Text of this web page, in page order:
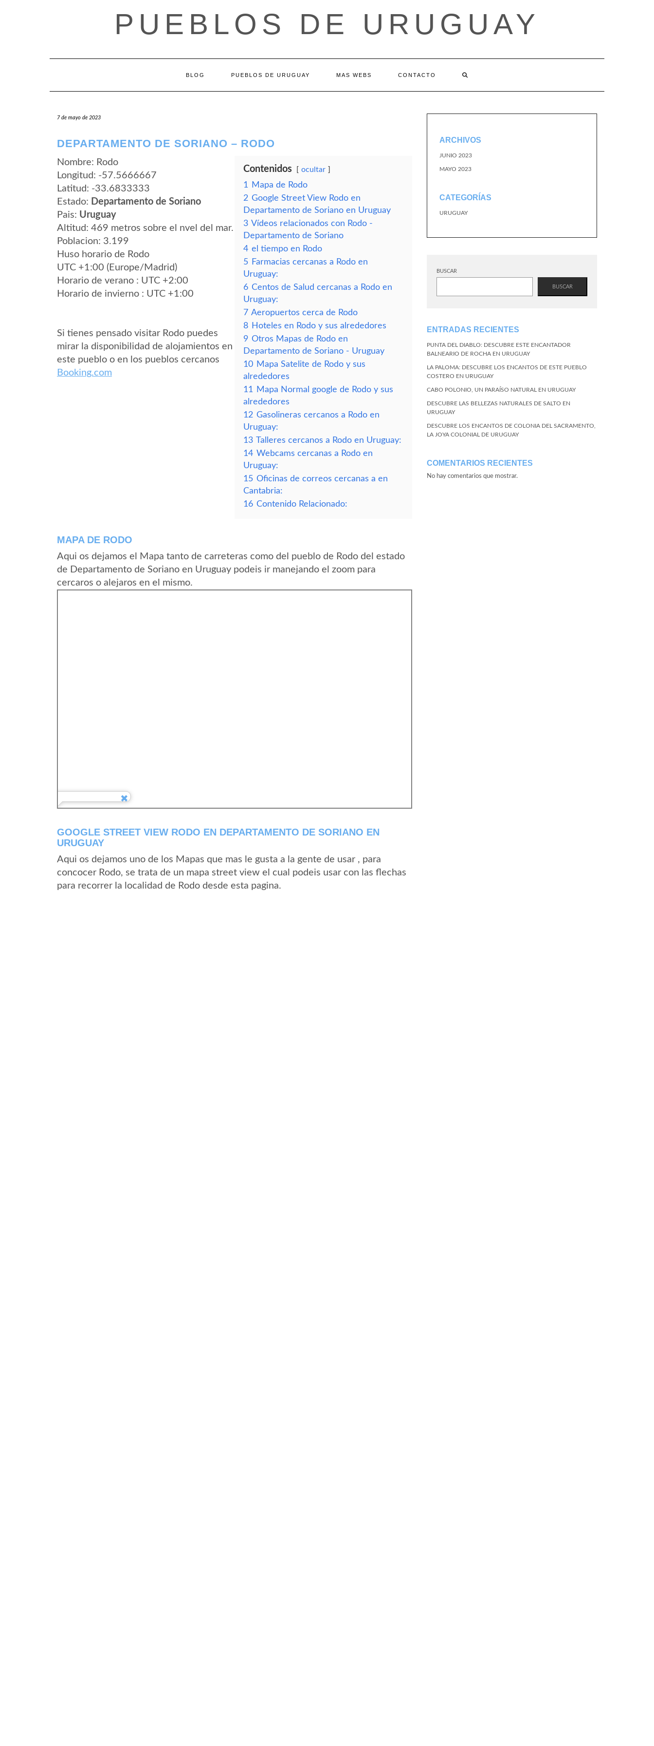
PUEBLOS DE URUGUAY
BLOG PUEBLOS DE URUGUAY MAS WEBS CONTACTO
7 de mayo de 2023
DEPARTAMENTO DE SORIANO – RODO
Nombre: Rodo
Longitud: -57.5666667
Latitud: -33.6833333
Estado: Departamento de Soriano
Pais: Uruguay
Altitud: 469 metros sobre el nvel del mar.
Poblacion: 3.199
Huso horario de Rodo
UTC +1:00 (Europe/Madrid)
Horario de verano : UTC +2:00
Horario de invierno : UTC +1:00
Si tienes pensado visitar Rodo puedes
mirar la disponibilidad de alojamientos en
este pueblo o en los pueblos cercanos
Booking.com
Contenidos ocultar
1
Mapa de Rodo
2 Google Street View Rodo en
Departamento de Soriano en Uruguay
3 Vídeos relacionados con Rodo -
Departamento de Soriano
4 el tiempo en Rodo
5 Farmacias cercanas a Rodo en
Uruguay:
6 Centos de Salud cercanas a Rodo en
Uruguay:
7 Aeropuertos cerca de Rodo
8 Hoteles en Rodo y sus alrededores
9 Otros Mapas de Rodo en
Departamento de Soriano - Uruguay
10 Mapa Satelite de Rodo y sus
alrededores
11
Mapa Normal google de Rodo y sus
alrededores
12 Gasolineras cercanos a Rodo en
Uruguay:
13 Talleres cercanos a Rodo en Uruguay:
14 Webcams cercanas a Rodo en
Uruguay:
15 Oficinas de correos cercanas a en
Cantabria:
16 Contenido Relacionado:
MAPA DE RODO
Aqui os dejamos el Mapa tanto de carreteras como del pueblo de Rodo del estado
de Departamento de Soriano en Uruguay podeis ir manejando el zoom para
cercaros o alejaros en el mismo.
GOOGLE STREET VIEW RODO EN DEPARTAMENTO DE SORIANO EN
URUGUAY
Aqui os dejamos uno de los Mapas que mas le gusta a la gente de usar , para
concocer Rodo, se trata de un mapa street view el cual podeis usar con las flechas
para recorrer la localidad de Rodo desde esta pagina.
ARCHIVOS
JUNIO 2023
MAYO 2023
CATEGORÍAS
URUGUAY
BUSCAR
BUSCAR
ENTRADAS RECIENTES
PUNTA DEL DIABLO: DESCUBRE ESTE ENCANTADOR
BALNEARIO DE ROCHA EN URUGUAY
LA PALOMA: DESCUBRE LOS ENCANTOS DE ESTE PUEBLO
COSTERO EN URUGUAY
CABO POLONIO, UN PARAÍSO NATURAL EN URUGUAY
DESCUBRE LAS BELLEZAS NATURALES DE SALTO EN
URUGUAY
DESCUBRE LOS ENCANTOS DE COLONIA DEL SACRAMENTO,
LA JOYA COLONIAL DE URUGUAY
COMENTARIOS RECIENTES
No hay comentarios que mostrar.